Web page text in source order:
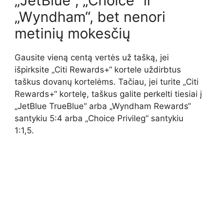
„Wyndham“, bet nenori
metinių mokesčių
Gausite vieną centą vertės už tašką, jei
išpirksite „Citi Rewards+“ kortele uždirbtus
taškus dovanų kortelėms. Tačiau, jei turite „Citi
Rewards+“ kortelę, taškus galite perkelti tiesiai į
„JetBlue TrueBlue“ arba „Wyndham Rewards“
santykiu 5:4 arba „Choice Privileg“ santykiu
1:1,5.